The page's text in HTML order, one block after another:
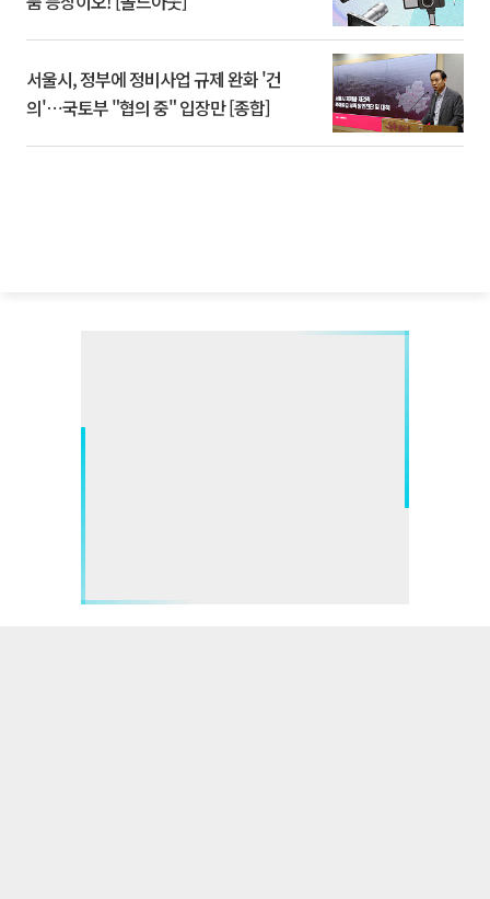
서울시, 정부에 정비사업 규제 완화 '건
의'⋯국토부 "협의 중" 입장만 [종합]